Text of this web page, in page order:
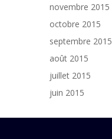
novembre 2015
octobre 2015
septembre 2015
août 2015
juillet 2015
juin 2015